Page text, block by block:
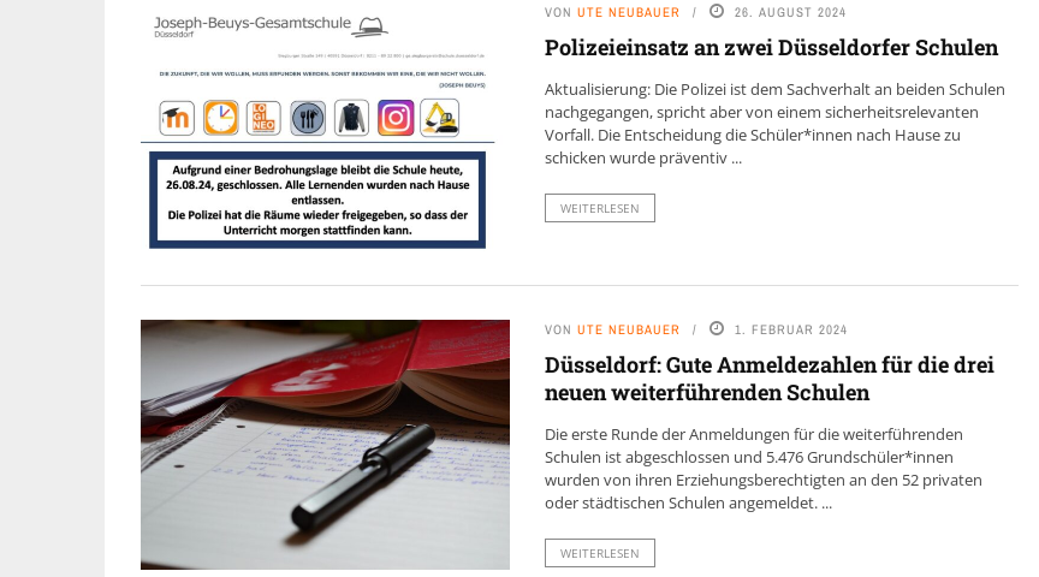
VON UTE NEUBAUER 26. AUGUST 2024
Polizeieinsatz an zwei Düsseldorfer Schulen
Aktualisierung: Die Polizei ist dem Sachverhalt an beiden Schulen
nachgegangen, spricht aber von einem sicherheitsrelevanten
Vorfall. Die Entscheidung die Schüler*innen nach Hause zu
schicken wurde präventiv ...
WEITERLESEN
VON UTE NEUBAUER 1. FEBRUAR 2024
Düsseldorf: Gute Anmeldezahlen für die drei
neuen weiterführenden Schulen
Die erste Runde der Anmeldungen für die weiterführenden
Schulen ist abgeschlossen und 5.476 Grundschüler*innen
wurden von ihren Erziehungsberechtigten an den 52 privaten
oder städtischen Schulen angemeldet. ...
WEITERLESEN